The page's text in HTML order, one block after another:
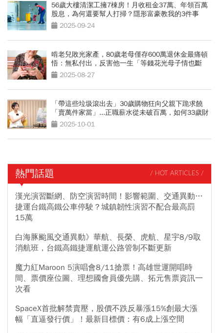
56歲大樓清潔工擁7棟房！月收租金37萬、年領百萬
股息，為何還要幫人打掃？隱形富豪教我的3件事
2025-09-24
啃老兒敗光家產，80歲老母僅存600萬退休金最痛頓
悟：無私付出，反害他一生「等錢花光母子情也斷
了」2025-08-27
「帶這些垃圾滾出去」30歲購物狂向父親下跪求饒
「賣萬件家當」...正職薪水從未破百萬，如何33歲財
務自由？
2025-10-01
熱門話題 / HOT ARTICLES /
漢光演習斷網、防空演習時間！影響範圍、交通異動…
捷運台鐵高鐵公車停駛？城鎮韌性演習不配合最高罰
15萬
白海豚颱風交通異動》華航、長榮、虎航、星宇8/9取
消航班，台鐵高鐵捷運航運公路管制不斷更新
魔力紅Maroon 5演唱會8/11搶票！高雄世運開唱時
間、票價座位圖、理想國會員優先購、拓元售票資訊一
次看
SpaceX首批解禁賣壓，股價不跌反暴漲15%創最大漲
幅「直逼發行價」！最新目標價：有6成上漲空間